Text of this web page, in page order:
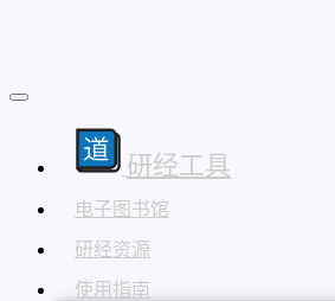
研经工具
电子图书馆
研经资源
使用指南